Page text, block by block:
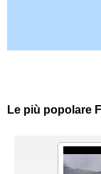
Le più popolare